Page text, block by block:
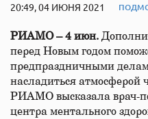
20:49, 04 ИЮНЯ 2021
РИАМО – 4 июн.
перед Новым годом
предпраздничными
насладиться атмосферой
РИАМО высказала врач-
центра ментального